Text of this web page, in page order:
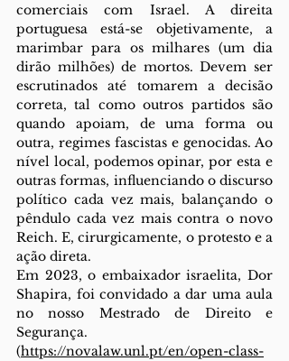
comerciais com Israel. A direita
portuguesa está-se objetivamente, a
marimbar para os milhares (um dia
dirão milhões) de mortos. Devem ser
escrutinados até tomarem a decisão
correta, tal como outros partidos são
quando apoiam, de uma forma ou
outra, regimes fascistas e genocidas. Ao
nível local, podemos opinar, por esta e
outras formas, influenciando o discurso
político cada vez mais, balançando o
pêndulo cada vez mais contra o novo
Reich. E, cirurgicamente, o protesto e a
ação direta.
Em 2023, o embaixador israelita, Dor
Shapira, foi convidado a dar uma aula
no nosso Mestrado de Direito e
Segurança.
(https://novalaw.unl.pt/en/open-class-